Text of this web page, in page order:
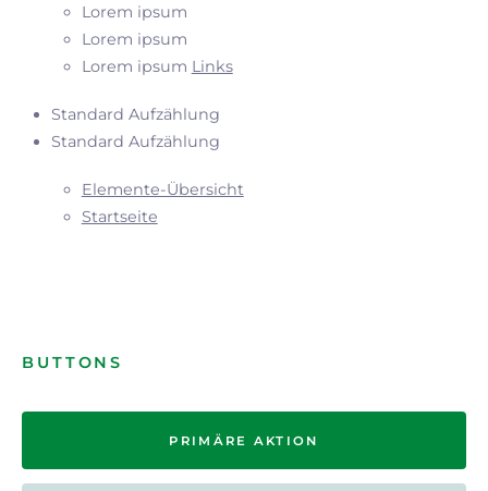
Lorem ipsum
Lorem ipsum
Lorem ipsum Links
Standard Aufzählung
Standard Aufzählung
Elemente-Übersicht
Startseite
BUTTONS
PRIMÄRE AKTION